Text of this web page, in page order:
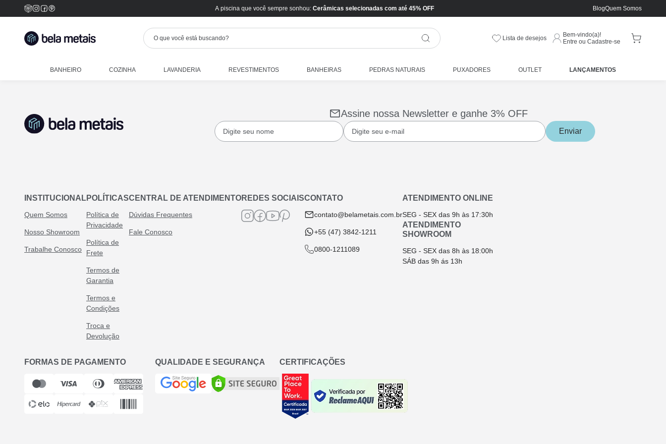
A piscina que você sempre sonhou: Cerâmicas selecionadas com até 45% OFF BlogQuem Somos
Lista de desejos
Bem-vindo(a)!
Entre ou Cadastre-se
BANHEIRO COZINHA LAVANDERIA REVESTIMENTOS BANHEIRAS PEDRAS NATURAIS PUXADORES OUTLET LANÇAMENTOS
Assine nossa Newsletter e ganhe 3% OFF
Enviar
INSTITUCIONAL
Quem Somos
Nosso Showroom
Trabalhe Conosco
POLÍTICAS
Política de
Privacidade
Política de
Frete
Termos de
Garantia
Termos e
Condições
Troca e
Devolução
CENTRAL DE ATENDIMENTO
Dúvidas Frequentes
Fale Conosco
REDES SOCIAISCONTATO
contato@belametais.com.br
+55 (47) 3842-1211
0800-1211089
ATENDIMENTO ONLINE
SEG - SEX das 9h às 17:30h
ATENDIMENTO
SHOWROOM
SEG - SEX das 8h às 18:00h
SÁB das 9h ás 13h
FORMAS DE PAGAMENTO QUALIDADE E SEGURANÇA CERTIFICAÇÕES